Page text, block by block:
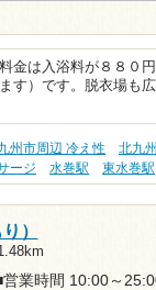
金は入浴料が８８０
す）です。脱衣場も
州市周辺 冷え性
北九
ージ
水巻駅 東水巻駅
）
営業時間 10:00～